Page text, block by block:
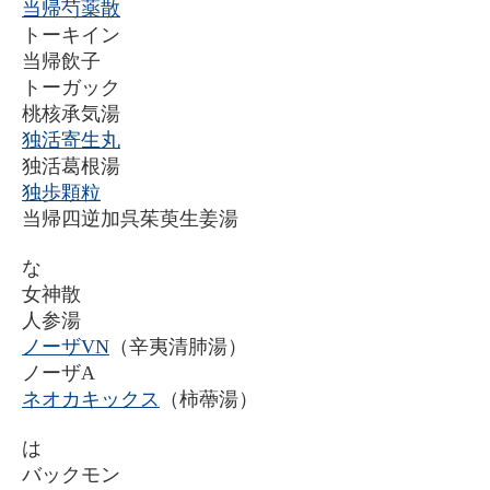
当帰芍薬散
トーキイン
当帰飲子
トーガック
桃核承気湯
独活寄生丸
独活葛根湯
独歩顆粒
当帰四逆加呉茱萸生姜湯
な
女神散
人参湯
ノーザVN （辛夷清肺湯）
ノーザA
ネオカキックス
（柿蔕湯）
は
バックモン